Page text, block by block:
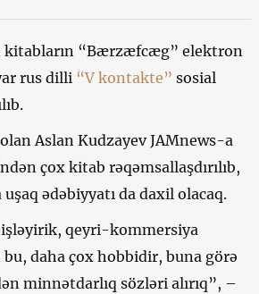
kitabların “Bærzæfcæg” elektron
rus dilli “V kontakte” sosial
Aslan Kudzayev JAMnews-a
çox kitab rəqəmsallaşdırılıb,
ədəbiyyatı da daxil olacaq.
qeyri-kommersiya
bu, daha çox hobbidir, buna görə
minnətdarlıq sözləri alırıq”, –